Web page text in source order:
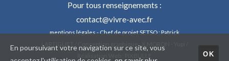
Pour tous renseignements :
contact@vivre-avec.fr
mentions légales - Chef de projet SETSO : Patrick
En poursuivant votre navigation sur ce site, vous
OK